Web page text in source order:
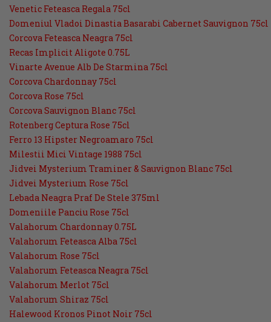
Venetic Feteasca Regala 75cl
Domeniul Vladoi Dinastia Basarabi Cabernet Sauvignon 75cl
Corcova Feteasca Neagra 75cl
Recas Implicit Aligote 0.75L
Vinarte Avenue Alb De Starmina 75cl
Corcova Chardonnay 75cl
Corcova Rose 75cl
Corcova Sauvignon Blanc 75cl
Rotenberg Ceptura Rose 75cl
Ferro 13 Hipster Negroamaro 75cl
Milestii Mici Vintage 1988 75cl
Jidvei Mysterium Traminer & Sauvignon Blanc 75cl
Jidvei Mysterium Rose 75cl
Lebada Neagra Praf De Stele 375ml
Domeniile Panciu Rose 75cl
Valahorum Chardonnay 0.75L
Valahorum Feteasca Alba 75cl
Valahorum Rose 75cl
Valahorum Feteasca Neagra 75cl
Valahorum Merlot 75cl
Valahorum Shiraz 75cl
Halewood Kronos Pinot Noir 75cl